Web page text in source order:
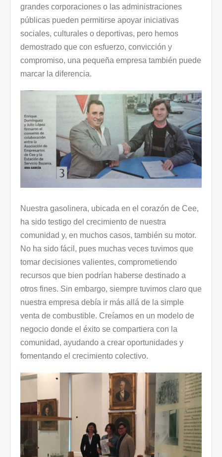
grandes corporaciones o las administraciones
públicas pueden permitirse apoyar iniciativas
sociales, culturales o deportivas, pero hemos
demostrado que con esfuerzo, convicción y
compromiso, una pequeña empresa también puede
marcar la diferencia.
Nuestra gasolinera, ubicada en el corazón de Cee,
ha sido testigo del crecimiento de nuestra
comunidad y, en muchos casos, también su motor.
No ha sido fácil, pues muchas veces tuvimos que
tomar decisiones valientes, comprometiendo
recursos que bien podrían haberse destinado a
otros fines. Sin embargo, siempre tuvimos claro que
nuestra empresa debía ir más allá de la simple
venta de combustible. Creíamos en un modelo de
negocio donde el éxito se compartiera con la
comunidad, ayudando a crear oportunidades y
fomentando el crecimiento colectivo.